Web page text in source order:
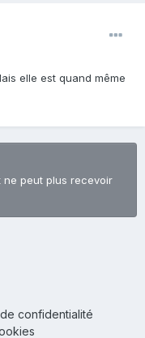
elle est quand même
ne peut plus recevoir
confidentialité